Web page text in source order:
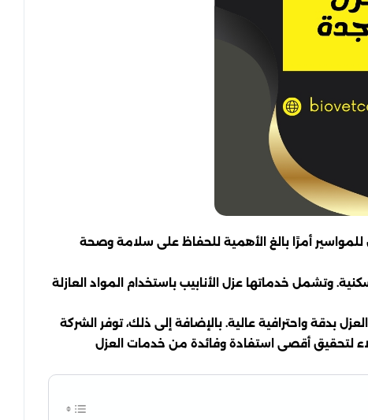
أمرًا بالغ الأهمية للحفاظ على سلامة وصحة
وتشمل خدماتها عزل الأنابيب باستخدام المواد العازلة
واحترافية عالية. بالإضافة إلى ذلك، توفر الشركة
لتحقيق أقصى استفادة وفائدة من خدمات العزل